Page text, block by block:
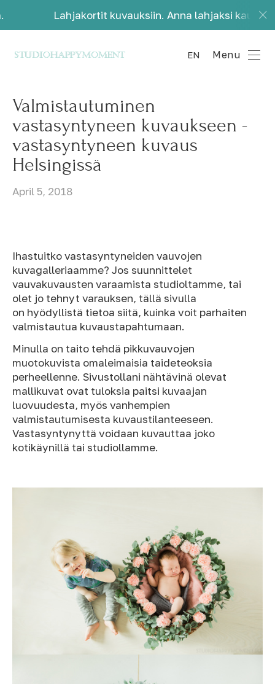
Lahjakortit kuvauksiin. Anna lahjaksi kauniita
EN Menu
Valmistautuminen
vastasyntyneen kuvaukseen -
vastasyntyneen kuvaus
Helsingissä
April 5, 2018
Ihastuitko vastasyntyneiden vauvojen
kuvagalleriaamme? Jos suunnittelet
vauvakuvausten varaamista studioltamme, tai
olet jo tehnyt varauksen, tällä sivulla
on hyödyllistä tietoa siitä, kuinka voit parhaiten
valmistautua kuvaustapahtumaan.
Minulla on taito tehdä pikkuvauvojen
muotokuvista omaleimaisia taideteoksia
perheellenne. Sivustollani nähtävinä olevat
mallikuvat ovat tuloksia paitsi kuvaajan
luovuudesta, myös vanhempien
valmistautumisesta kuvaustilanteeseen.
Vastasyntynyttä voidaan kuvauttaa joko
kotikäynillä tai studiollamme.